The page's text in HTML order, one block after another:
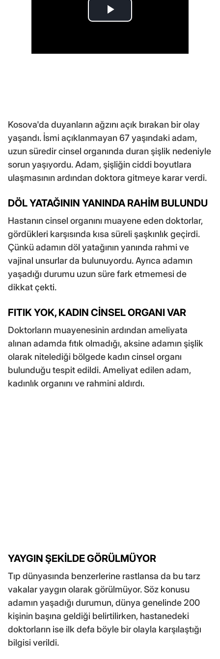
Kosova'da duyanların ağzını açık bırakan bir olay
yaşandı. İsmi açıklanmayan 67 yaşındaki adam,
uzun süredir cinsel organında duran şişlik nedeniyle
sorun yaşıyordu. Adam, şişliğin ciddi boyutlara
ulaşmasının ardından doktora gitmeye karar verdi.
DÖL YATAĞININ YANINDA RAHİM BULUNDU
Hastanın cinsel organını muayene eden doktorlar,
gördükleri karşısında kısa süreli şaşkınlık geçirdi.
Çünkü adamın döl yatağının yanında rahmi ve
vajinal unsurlar da bulunuyordu. Ayrıca adamın
yaşadığı durumu uzun süre fark etmemesi de
dikkat çekti.
FITIK YOK, KADIN CİNSEL ORGANI VAR
Doktorların muayenesinin ardından ameliyata
alınan adamda fıtık olmadığı, aksine adamın şişlik
olarak nitelediği bölgede kadın cinsel organı
bulunduğu tespit edildi. Ameliyat edilen adam,
kadınlık organını ve rahmini aldırdı.
YAYGIN ŞEKİLDE GÖRÜLMÜYOR
Tıp dünyasında benzerlerine rastlansa da bu tarz
vakalar yaygın olarak görülmüyor. Söz konusu
adamın yaşadığı durumun, dünya genelinde 200
kişinin başına geldiği belirtilirken, hastanedeki
doktorların ise ilk defa böyle bir olayla karşılaştığı
bilgisi verildi.